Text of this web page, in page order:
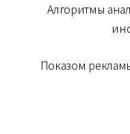
Алгоритмы
Показом